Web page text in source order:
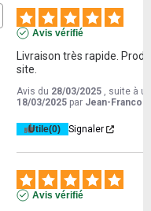
Avis vérifié
Livraison très rapide.
site.
Avis du 28/03/2025 , suite à
18/03/2025 par Jean-
Utile(0) Signaler
Avis vérifié